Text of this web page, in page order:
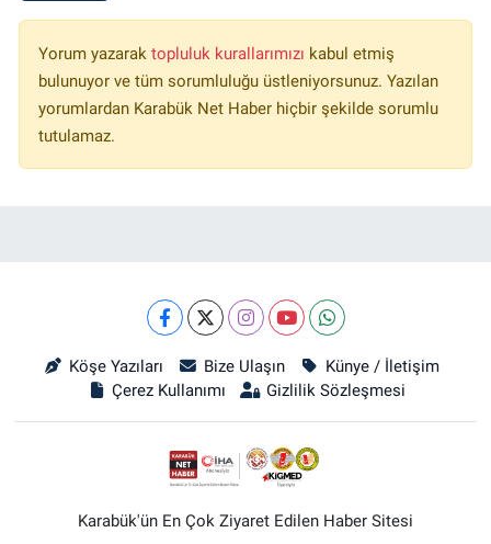
Yorum yazarak topluluk kurallarımızı kabul etmiş
bulunuyor ve tüm sorumluluğu üstleniyorsunuz. Yazılan
yorumlardan Karabük Net Haber hiçbir şekilde sorumlu
tutulamaz.
Köşe Yazıları Bize Ulaşın
Künye / İletişim
Çerez Kullanımı
Gizlilik Sözleşmesi
Karabük'ün En Çok Ziyaret Edilen Haber Sitesi